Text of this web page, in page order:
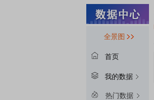
全景图
首页
我的数据
热门数据